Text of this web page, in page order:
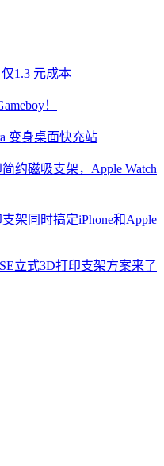
1.3 元成本
！
变身桌面快充站
约磁吸支架，Apple Watch
架同时搞定iPhone和Apple
立式3D打印支架方案来了